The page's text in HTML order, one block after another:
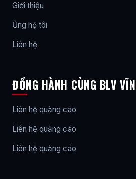
Giới thiệu
Ủng hộ tôi
Liên hệ
ĐỒNG HÀNH CÙNG BLV
Liên hệ quảng cáo
Liên hệ quảng cáo
Liên hệ quảng cáo